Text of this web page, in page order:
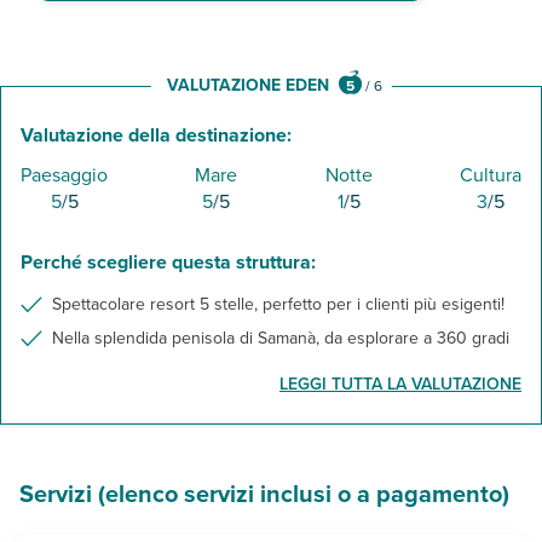
VALUTAZIONE EDEN 5 /6
Valutazione della destinazione:
Paesaggio
5/5
Mare
5/5
Notte
1/5
Cultura
3/5
Perché scegliere questa struttura:
Spettacolare resort 5 stelle, perfetto per i clienti più esigenti!
Nella splendida penisola di Samanà, da esplorare a 360 gradi
LEGGI TUTTA LA VALUTAZIONE
Servizi (elenco servizi inclusi o a pagamento)